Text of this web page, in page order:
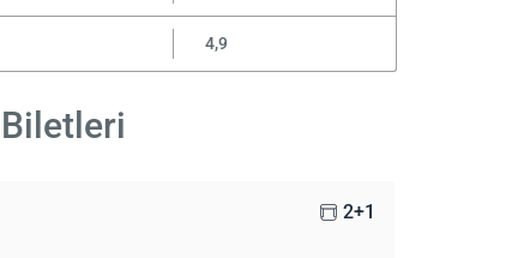
4,9
2+1